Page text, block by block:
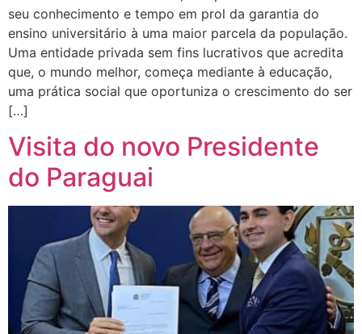
seu conhecimento e tempo em prol da garantia do
ensino universitário à uma maior parcela da população.
Uma entidade privada sem fins lucrativos que acredita
que, o mundo melhor, começa mediante à educação,
uma prática social que oportuniza o crescimento do ser
[…]
Visita do novo Presidente
do Paraguai